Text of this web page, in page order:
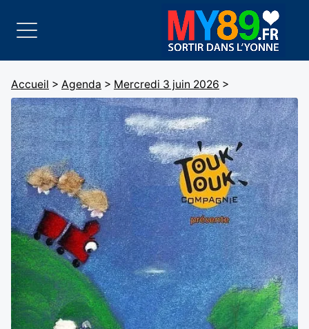
Accueil > Agenda > Mercredi 3 juin 2026 >